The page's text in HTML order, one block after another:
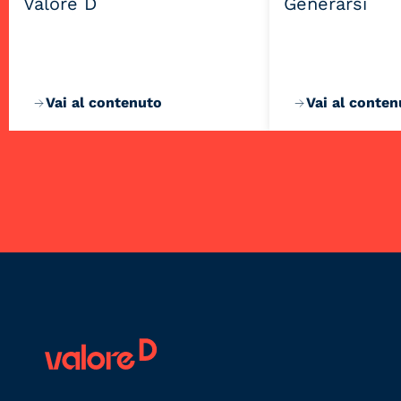
Vai al contenuto Vai al